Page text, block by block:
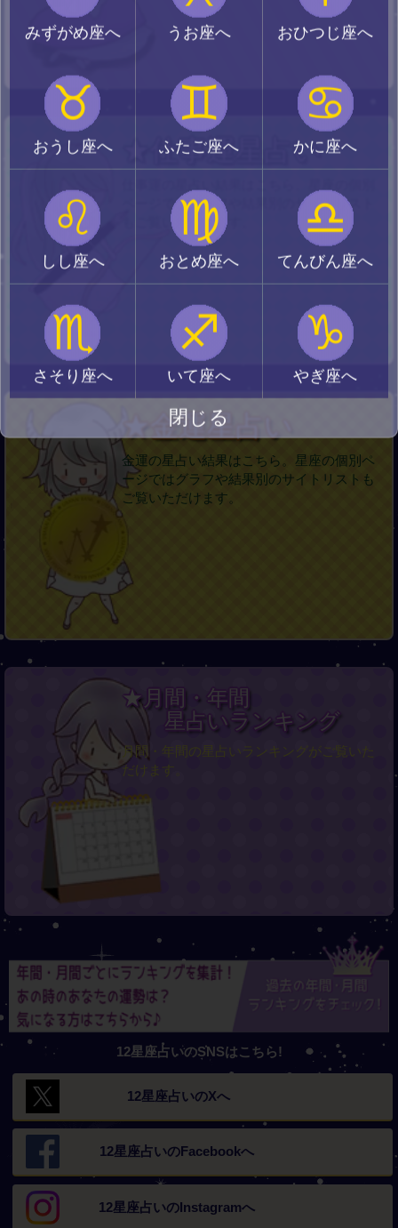
みずがめ座へ うお座へ おひつじ座へ
♉
おうし座へ
♊
ふたご座へ
♋
かに座へ
♌
しし座へ
♍
おとめ座へ
♎
てんびん座へ
♏
さそり座へ
♐
いて座へ
♑
やぎ座へ
閉じる
★仕事運星占い
ページではグラフや結果別のサイトリスト
もご覧いただけます。
★金運星占い
金運の星占い結果はこちら。星座の個別ペ
ージではグラフや結果別のサイトリストも
ご覧いただけます。
★月間・年間
星占いランキング
月間・年間の星占いランキングがご覧いた
だけます。
12星座占いのSNSはこちら!
12星座占いのXへ
12星座占いのFacebookへ
12星座占いのInstagramへ